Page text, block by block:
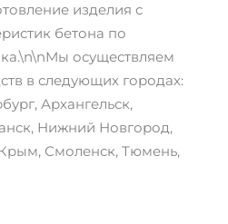
изделия с
бетона по
осуществляем
в следующих городах:
Архангельск,
Нижний Новгород,
Смоленск, Тюмень,